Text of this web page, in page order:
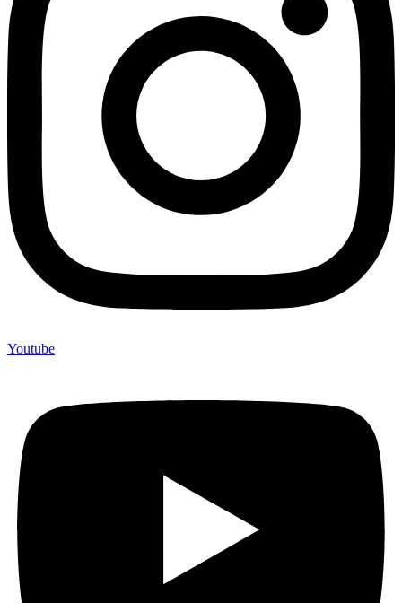
Youtube